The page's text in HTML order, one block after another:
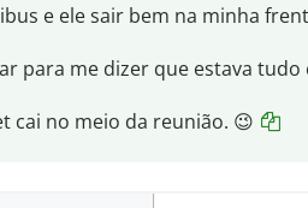
e ele sair bem na minha
para me dizer que estava tudo
cai no meio da reunião. 😉